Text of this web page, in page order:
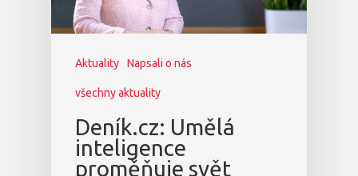
Aktuality Napsali o nás
všechny aktuality
Deník.cz: Umělá
inteligence
proměňuje svět